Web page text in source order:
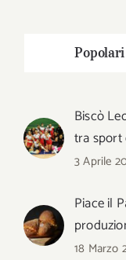
Popolari
Biscò
tra sport
3 Aprile
Piace il
18 Marzo